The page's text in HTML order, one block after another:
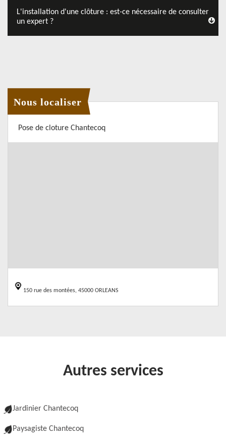
L'installation d'une clôture : est-ce nécessaire de consulter
un expert ?
Nous localiser
Pose de cloture Chantecoq
150 rue des montées, 45000 ORLEANS
Autres services
Jardinier Chantecoq
Paysagiste Chantecoq